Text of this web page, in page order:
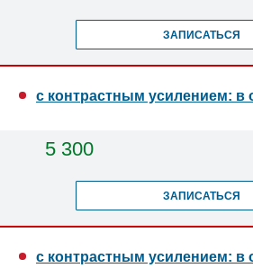
ЗАПИСАТЬСЯ
с контрастным усилением: в
5 300
ЗАПИСАТЬСЯ
с контрастным усилением: в